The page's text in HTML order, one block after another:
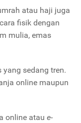
atau haji juga
fisik dengan
mulia, emas
sedang tren.
online maupun
online atau e-